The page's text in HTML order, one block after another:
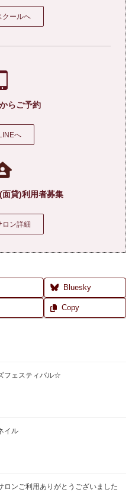
クールへ
らご予約
へ
面貸)利用者募集
ロン詳細
Bluesky
Copy
フェスティバル☆
イル
ロンご利用ありがとうございました